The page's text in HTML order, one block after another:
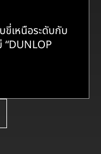
ขี่เหนือระดับกับ